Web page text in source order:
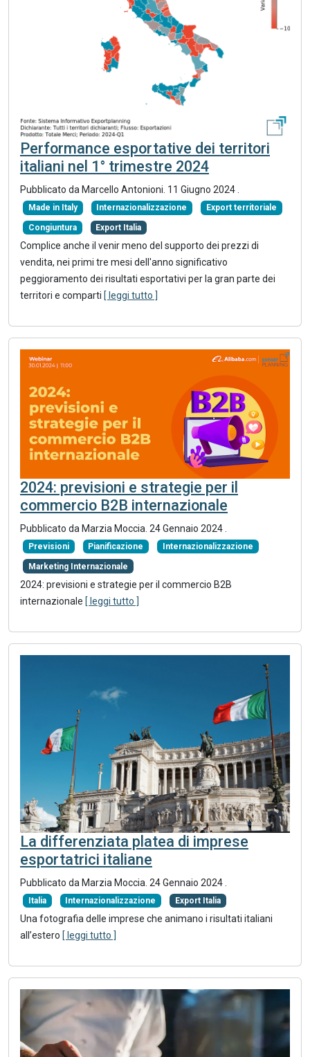
Performance esportative dei territori
italiani nel 1° trimestre 2024
Pubblicato da Marcello Antonioni. 11 Giugno 2024
Made in Italy Internazionalizzazione Export territoriale
Congiuntura Export Italia
Complice anche il venir meno del supporto dei prezzi di
vendita, nei primi tre mesi dell'anno significativo
peggioramento dei risultati esportativi per la gran parte dei
territori e comparti [ leggi tutto ]
2024: previsioni e strategie per il
commercio B2B internazionale
Pubblicato da Marzia Moccia. 24 Gennaio 2024
Previsioni Pianificazione Internazionalizzazione
Marketing Internazionale
2024: previsioni e strategie per il commercio B2B
internazionale [ leggi tutto ]
La differenziata platea di imprese
esportatrici italiane
Pubblicato da Marzia Moccia. 24 Gennaio 2024
Italia Internazionalizzazione Export Italia
Una fotografia delle imprese che animano i risultati italiani
all’estero [ leggi tutto ]